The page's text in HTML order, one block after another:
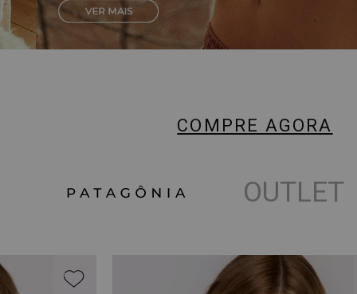
COMPRE AGORA
OUTLET